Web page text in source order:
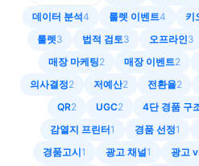
데이터 분석4 룰렛 이벤트4 키
룰렛3 법적 검토3 오프라인3
매장 마케팅2 매장 이벤트2
의사결정2 저예산2 전환율2
QR2 UGC2 4단 경품 구
감열지 프린터1 경품 선정1
경품고시1 광고 채널1 광고